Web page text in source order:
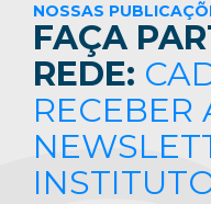
NOSSAS
FAÇA
REDE:
RECEBER